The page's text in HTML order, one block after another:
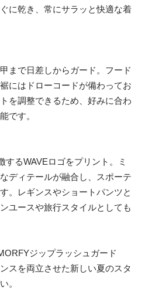
に乾き、常にサラッと快適な着
まで日差しからガード。フード
にはドローコードが備わってお
を調整できるため、好みに合わ
です。
するWAVEロゴをプリント。ミ
ディテールが融合し、スポーテ
。レギンスやショートパンツと
ユースや旅行スタイルとしても
ジップラッシュガード
スを両立させた新しい夏のスタ
。